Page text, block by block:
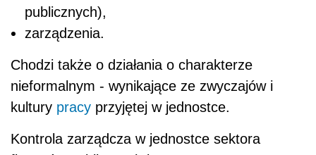
publicznych),
zarządzenia.
Chodzi także o działania o charakterze
nieformalnym - wynikające ze zwyczajów i
kultury pracy przyjętej w jednostce.
Kontrola zarządcza w jednostce sektora